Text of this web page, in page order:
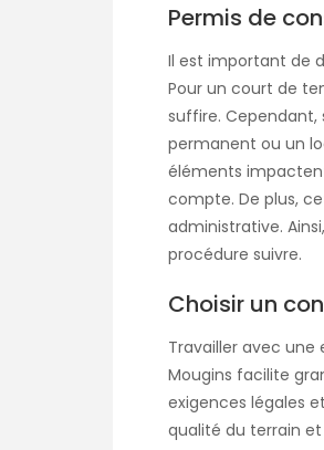
Permis de
Il est important de
Pour un court de
suffire.
permanent ou un
éléments
compte. De plus,
administrative.
procédure suivre.
Choisir un
Travailler avec
Mougins facilite
exigences légales
qualité du terrain